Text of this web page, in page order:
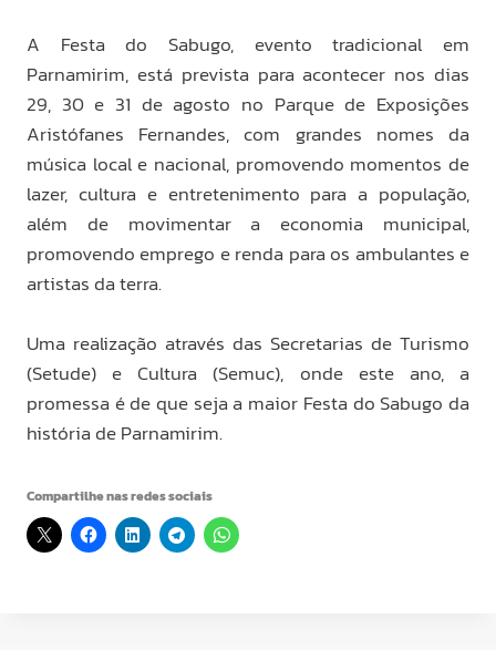
A Festa do Sabugo, evento tradicional em
Parnamirim, está prevista para acontecer nos dias
29, 30 e 31 de agosto no Parque de Exposições
Aristófanes Fernandes, com grandes nomes da
música local e nacional, promovendo momentos de
lazer, cultura e entretenimento para a população,
além de movimentar a economia municipal,
promovendo emprego e renda para os ambulantes e
artistas da terra.
Uma realização através das Secretarias de Turismo
(Setude) e Cultura (Semuc), onde este ano, a
promessa é de que seja a maior Festa do Sabugo da
história de Parnamirim.
Compartilhe nas redes sociais